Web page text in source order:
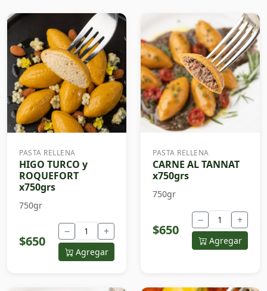
PASTA RELLENA
HIGO TURCO y
ROQUEFORT
x750grs
750gr
$650
− +
Agregar
PASTA RELLENA
CARNE AL TANNAT
x750grs
750gr
$650
− +
Agregar